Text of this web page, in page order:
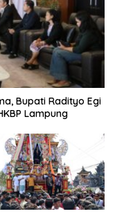
Bupati Radityo Egi
Lampung